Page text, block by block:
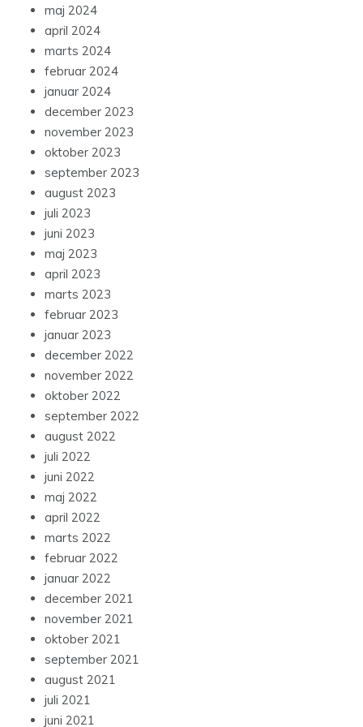
maj 2024
april 2024
marts 2024
februar 2024
januar 2024
december 2023
november 2023
oktober 2023
september 2023
august 2023
juli 2023
juni 2023
maj 2023
april 2023
marts 2023
februar 2023
januar 2023
december 2022
november 2022
oktober 2022
september 2022
august 2022
juli 2022
juni 2022
maj 2022
april 2022
marts 2022
februar 2022
januar 2022
december 2021
november 2021
oktober 2021
september 2021
august 2021
juli 2021
juni 2021